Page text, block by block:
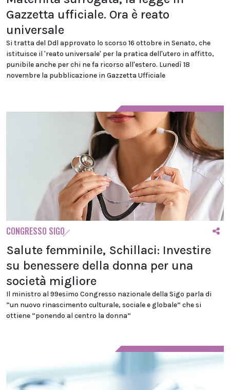
Gazzetta ufficiale. Ora è reato
universale
Si tratta del Ddl approvato lo scorso 16 ottobre in Senato, che
istituisce il 'reato universale' per la pratica dell'utero in affitto,
punibile anche per chi ne fa ricorso all'estero. Lunedì 18
novembre la pubblicazione in Gazzetta Ufficiale
CONGRESSO SIGO
Salute femminile, Schillaci: Investire
su benessere della donna per una
società migliore
Il ministro al 99esimo Congresso nazionale della Sigo parla di
“un nuovo rinascimento culturale, sociale e globale” che si
ottiene “ponendo al centro la donna”